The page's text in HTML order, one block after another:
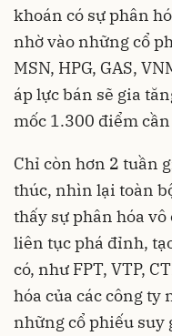
khoán có sự phân
nhờ vào những cổ
MSN, HPG, GAS,
áp lực bán sẽ gia
mốc 1.300 điểm
Chỉ còn hơn 2 tuần
thúc, nhìn lại toàn
thấy sự phân hóa
liên tục phá đỉnh,
có, như FPT, VTP,
hóa của các công ty
những cổ phiếu suy